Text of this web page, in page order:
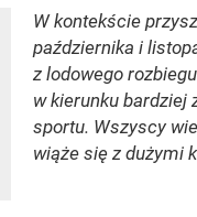
W kontekście
października i
z lodowego
w kierunku bardziej
sportu. Wszyscy
wiąże się z dużymi